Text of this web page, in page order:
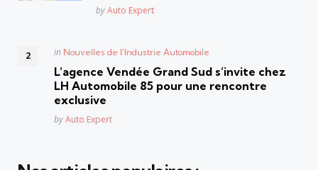
Posted
byAuto Expert
Posted
in Nouvelles de l'Industrie Automobile
L’agence Vendée Grand Sud s’invite chez
LH Automobile 85 pour une rencontre
exclusive
Posted
byAuto Expert